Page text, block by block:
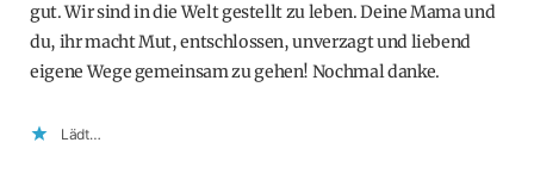
gut. Wir sind in die Welt gestellt zu leben. Deine Mama und
du, ihr macht Mut, entschlossen, unverzagt und liebend
eigene Wege gemeinsam zu gehen! Nochmal danke.
Lädt…